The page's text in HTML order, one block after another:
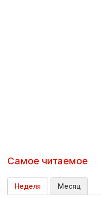
Самое читаемое
Неделя Месяц